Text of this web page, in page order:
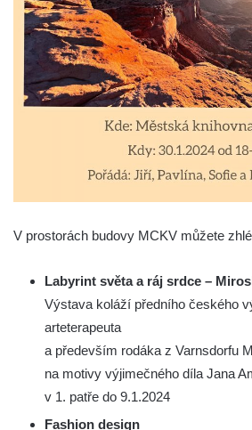
V prostorách budovy MCKV můžete
Labyrint světa a ráj srdce –
Výstava koláží předního českého
arteterapeuta
a především rodáka z Varnsdorfu
na motivy výjimečného díla Jana
v 1. patře do 9.1.2024
Fashion design